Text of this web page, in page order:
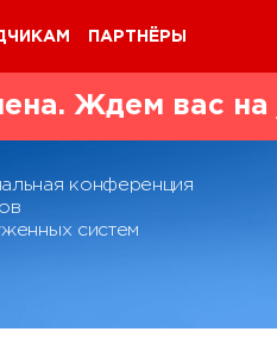
ПАРТНЁРЫ
Ждем вас на
конференция
систем